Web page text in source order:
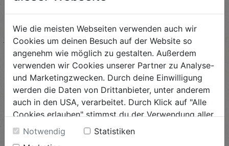
Vegane Fischstäbchen
Schwierigkeit
leicht
ANSEHEN
Herzhafte Apfelgalette
Wie die meisten Webseiten verwenden auch wir
Cookies um deinen Besuch auf der Website so
angenehm wie möglich zu gestalten. Außerdem
verwenden wir Cookies unserer Partner zu Analyse-
und Marketingzwecken. Durch deine Einwilligung
werden die Daten von Drittanbieter, unter anderem
auch in den USA, verarbeitet. Durch Klick auf "Alle
Cookies erlauben" stimmst du der Verwendung aller
Cookies zu. Unter "Details anzeigen" findest du alle
Infos zu den unterschiedlichen Cookies, du kannst
Notwendig
Statistiken